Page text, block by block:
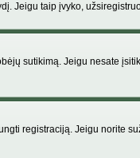
Jeigu taip įvyko,
sutikimą. Jeigu nesate
registraciją. Jeigu norite